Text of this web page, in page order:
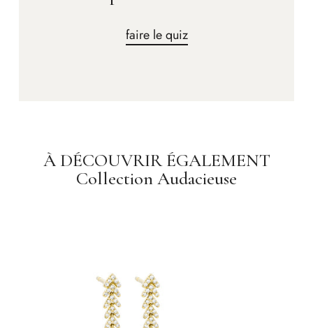
faire le quiz
À DÉCOUVRIR ÉGALEMENT
Collection Audacieuse